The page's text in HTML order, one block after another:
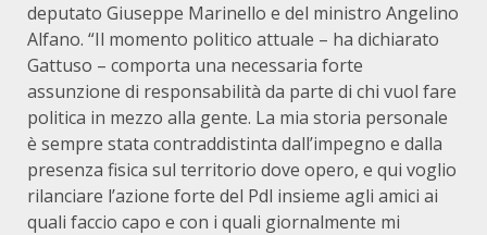
deputato Giuseppe Marinello e del ministro Angelino
Alfano. “Il momento politico attuale – ha dichiarato
Gattuso – comporta una necessaria forte
assunzione di responsabilità da parte di chi vuol fare
politica in mezzo alla gente. La mia storia personale
è sempre stata contraddistinta dall’impegno e dalla
presenza fisica sul territorio dove opero, e qui voglio
rilanciare l’azione forte del Pdl insieme agli amici ai
quali faccio capo e con i quali giornalmente mi